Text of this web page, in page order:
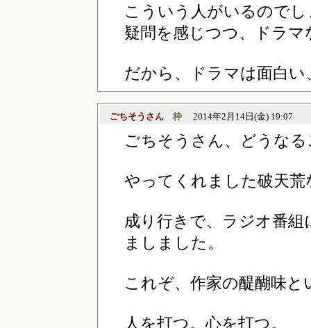
こういう人がいるので
疑問を感じつつ、ドラ
だから、ドラマは面白
ごちそうさん 枠 2014年2月14日(金) 19:07
ごちそうさん、どうな
やってくれました破天荒
成り行きで、ラジオ番
ましました。
これぞ、作家の醍醐味と
人を打つ。心を打つ。